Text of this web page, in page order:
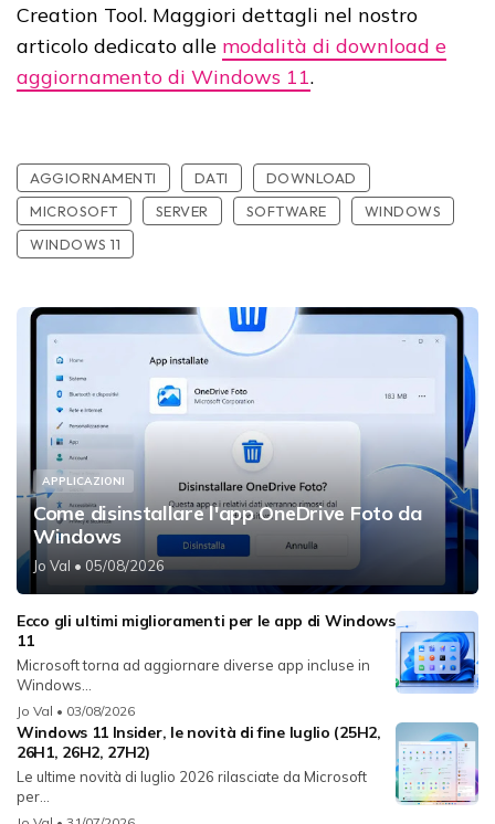
Creation Tool. Maggiori dettagli nel nostro
articolo dedicato alle modalità di download e
aggiornamento di Windows 11.
AGGIORNAMENTI DATI
DOWNLOAD
MICROSOFT
SERVER SOFTWARE
WINDOWS
WINDOWS 11
APPLICAZIONI
Come disinstallare l'app OneDrive Foto da
Windows
Jo Val • 05/08/2026
Ecco gli ultimi miglioramenti per le app di Windows
11
Microsoft torna ad aggiornare diverse app incluse in
Windows...
Jo Val • 03/08/2026
Windows 11 Insider, le novità di fine luglio (25H2,
26H1, 26H2, 27H2)
Le ultime novità di luglio 2026 rilasciate da Microsoft
per...